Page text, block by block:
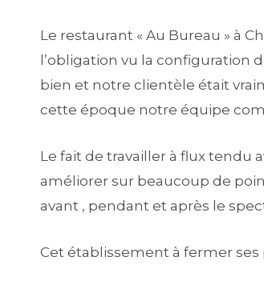
Le restaurant « Au Bureau » à
l’obligation vu la configuration
bien et notre clientèle était
cette époque notre équipe
Le fait de travailler à flux tendu
améliorer sur beaucoup de
avant , pendant et après le
Cet établissement à fermer ses